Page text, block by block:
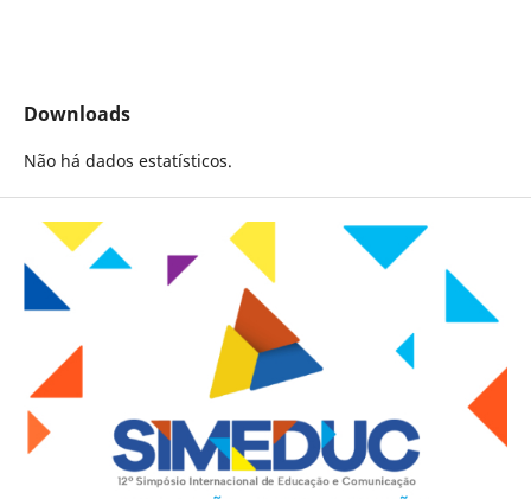
Downloads
Não há dados estatísticos.